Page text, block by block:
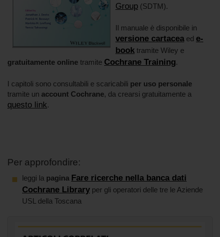
Group (SDTM).
Il manuale è disponibile in
versione cartacea ed e-
book tramite Wiley e
gratuitamente online tramite Cochrane Training.
I capitoli sono consultabili e scaricabili per uso personale
tramite un account Cochrane, da crearsi gratuitamente a
questo link.
Per approfondire:
leggi la pagina Fare ricerche nella banca dati
Cochrane Library per gli operatori delle tre le Aziende
USL della Toscana